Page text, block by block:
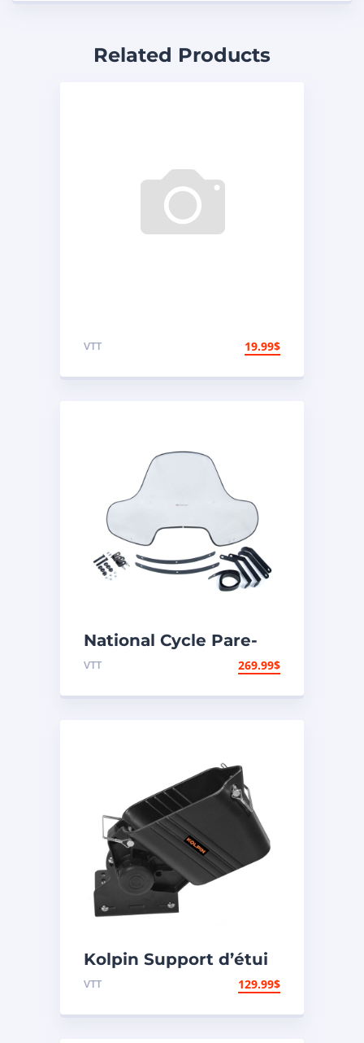
Related Products
VTT 19.99$
National Cycle Pare-
brise VTT Universel
VTT 269.99$
Kolpin Support d’étui
à fusil de polyéthylène
VTT 129.99$